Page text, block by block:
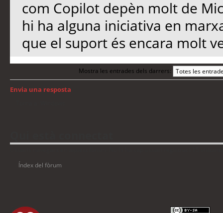
com Copilot depèn molt de
hi ha alguna iniciativa en
que el suport és encara molt
Mostra les entrades dels darrers:
Envia una resposta
Índex del fòrum